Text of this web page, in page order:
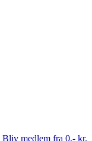
Bliv medlem fra 0,- kr.